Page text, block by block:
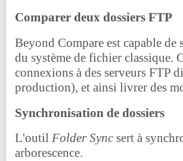
Comparer deux dossiers FTP
Beyond Compare est capable de
du système de fichier classique.
connexions à des serveurs FTP
production), et ainsi livrer des
Synchronisation de dossiers
L'outil Folder Sync sert à
arborescence.